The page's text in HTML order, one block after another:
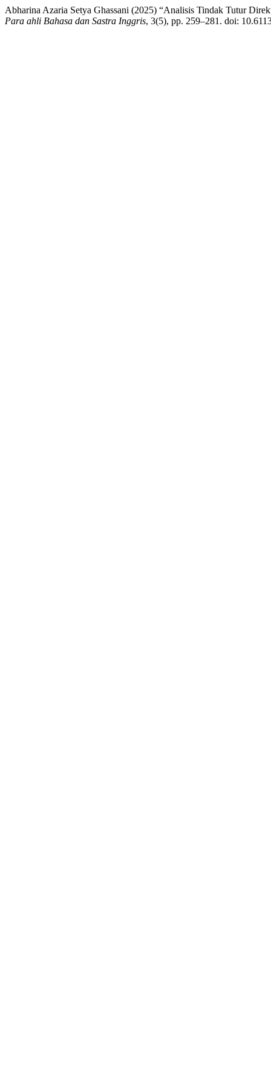
Abharina Azaria Setya Ghassani (2025) “Analisis Tindak Tutur
Para ahli Bahasa dan Sastra Inggris, 3(5), pp. 259–281. doi: